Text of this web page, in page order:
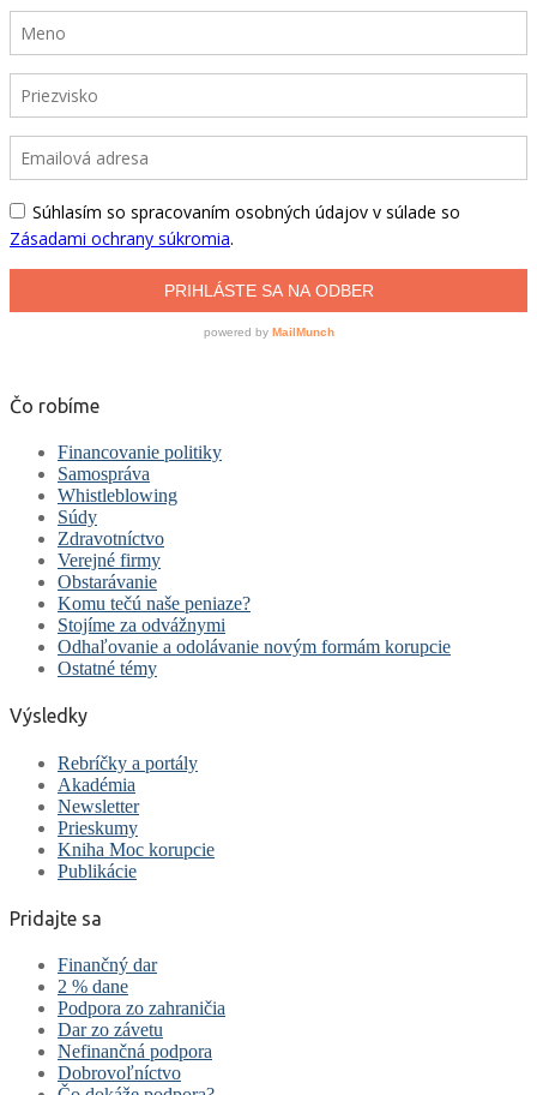
Čo robíme
Financovanie politiky
Samospráva
Whistleblowing
Súdy
Zdravotníctvo
Verejné firmy
Obstarávanie
Komu tečú naše peniaze?
Stojíme za odvážnymi
Odhaľovanie a odolávanie novým formám korupcie
Ostatné témy
Výsledky
Rebríčky a portály
Akadémia
Newsletter
Prieskumy
Kniha Moc korupcie
Publikácie
Pridajte sa
Finančný dar
2 % dane
Podpora zo zahraničia
Dar zo závetu
Nefinančná podpora
Dobrovoľníctvo